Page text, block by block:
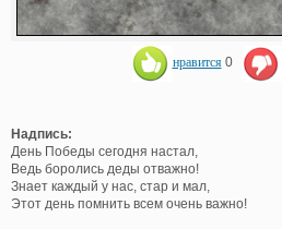
нравится 0
Надпись:
День Победы сегодня настал,
Ведь боролись деды отважно!
Знает каждый у нас, стар и мал,
Этот день помнить всем очень важно!